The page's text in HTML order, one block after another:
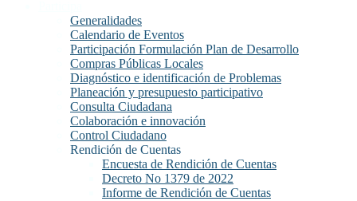
Generalidades
Calendario de Eventos
Participación Formulación Plan de Desarrollo
Compras Públicas Locales
Diagnóstico e identificación de Problemas
Planeación y presupuesto participativo
Consulta Ciudadana
Colaboración e innovación
Control Ciudadano
Rendición de Cuentas
Encuesta de Rendición de Cuentas
Decreto No 1379 de 2022
Informe de Rendición de Cuentas